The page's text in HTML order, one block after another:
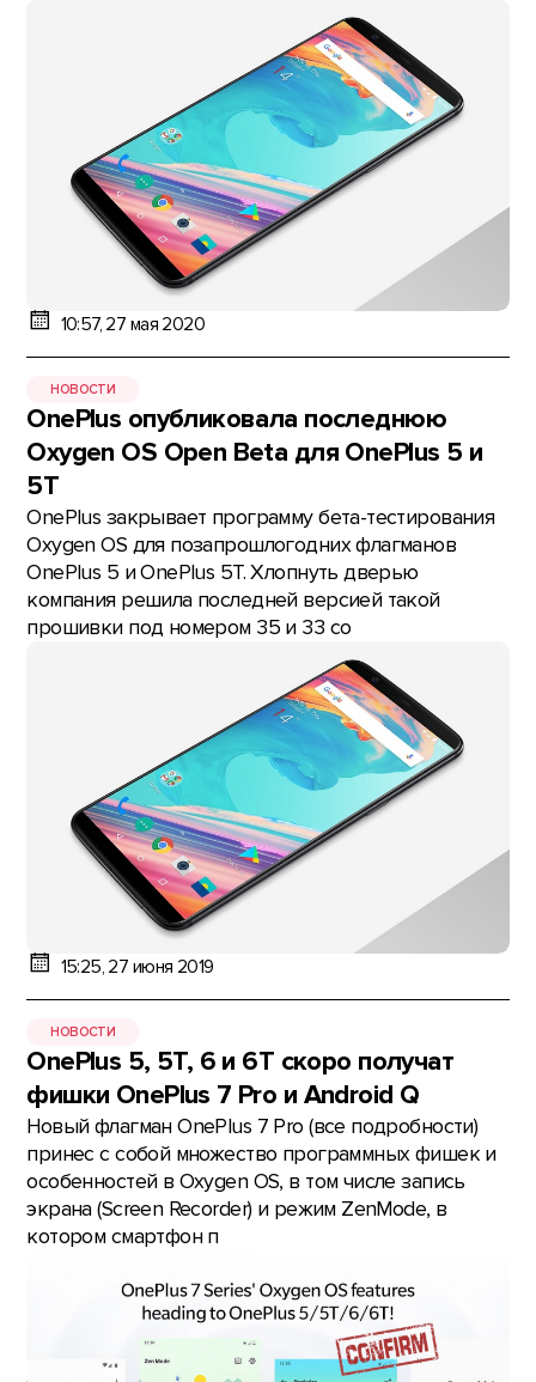
10:57, 27 мая 2020
НОВОСТИ
OnePlus опубликовала последнюю
Oxygen OS Open Beta для OnePlus 5 и
5Т
OnePlus закрывает программу бета-тестирования
Oxygen OS для позапрошлогодних флагманов
OnePlus 5 и OnePlus 5T. Хлопнуть дверью
компания решила последней версией такой
прошивки под номером 35 и 33 со
15:25, 27 июня 2019
НОВОСТИ
OnePlus 5, 5T, 6 и 6Т скоро получат
фишки OnePlus 7 Pro и Android Q
Новый флагман OnePlus 7 Pro (все подробности)
принес с собой множество программных фишек и
особенностей в Oxygen OS, в том числе запись
экрана (Screen Recorder) и режим ZenMode, в
котором смартфон п